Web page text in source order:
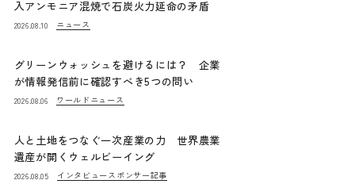
入アンモニア混焼で石炭火力延命の矛盾
2026.08.10 ニュース
グリーンウォッシュを避けるには？ 企業
が情報発信前に確認すべき5つの問い
2026.08.06 ワールドニュース
人と土地をつなぐ一次産業の力 世界農業
遺産が開くウェルビーイング
2026.08.05 インタビュー スポンサー記事